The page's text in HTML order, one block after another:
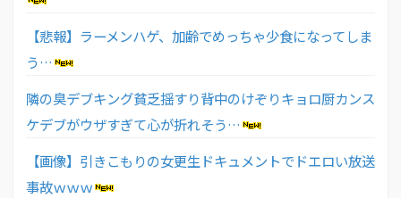
【悲報】ラーメンハゲ、加齢でめっちゃ少食になってしま
う…
隣の臭デブキング貧乏揺すり背中のけぞりキョロ厨カンス
ケデブがウザすぎて心が折れそう…
【画像】引きこもりの女更生ドキュメントでドエロい放送
事故ｗｗｗ